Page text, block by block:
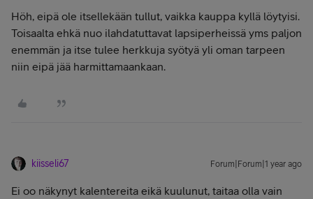
Höh, eipä ole itsellekään tullut, vaikka kauppa kyllä löytyisi.
Toisaalta ehkä nuo ilahdatuttavat lapsiperheissä yms paljon
enemmän ja itse tulee herkkuja syötyä yli oman tarpeen
niin eipä jää harmittamaankaan.
kiisseli67 Forum|Forum|1 year ago
Ei oo näkynyt kalentereita eikä kuulunut, taitaa olla vain